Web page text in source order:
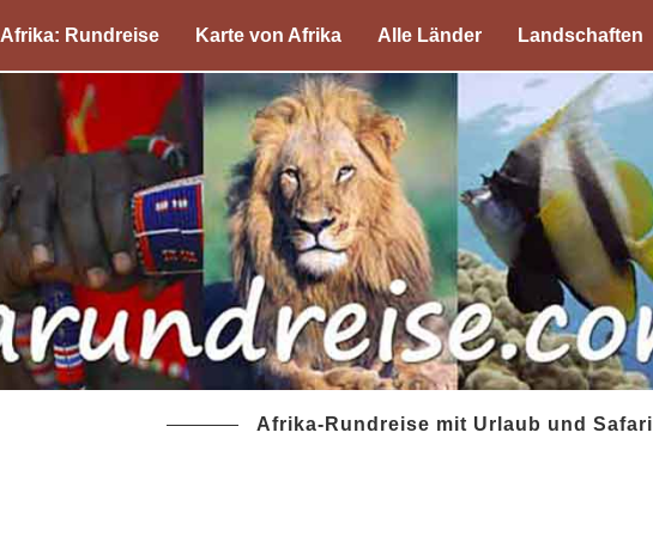
Afrika: Rundreise Karte von Afrika Alle Länder Landschaften
Afrika-Rundreise mit Urlaub und Safari